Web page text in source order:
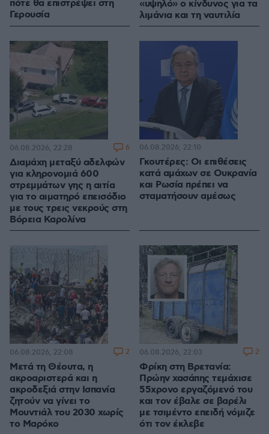
πότε θα επιστρέψει στη
Γερουσία
«υψηλό» ο κίνδυνος για τα
λιμάνια και τη ναυτιλία
Διαμάχη μεταξύ αδελφών
για κληρονομιά 600
στρεμμάτων γης η αιτία
για το αιματηρό επεισόδιο
με τους τρεις νεκρούς στη
Βόρεια Καρολίνα
06.08.2026, 22:28 6
Γκουτέρες: Οι επιθέσεις
κατά αμάχων σε Ουκρανία
και Ρωσία πρέπει να
σταματήσουν αμέσως
06.08.2026, 22:10
Μετά τη Θέουτα, η
ακροαριστερά και η
ακροδεξιά στην Ισπανία
ζητούν να γίνει το
Μουντιάλ του 2030 χωρίς
το Μαρόκο
06.08.2026, 22:08 2
Φρίκη στη Βρετανία:
Πρώην χασάπης τεμάχισε
55χρονο εργαζόμενό του
και τον έβαλε σε βαρέλι
με τσιμέντο επειδή νόμιζε
ότι τον έκλεβε
06.08.2026, 22:03 2